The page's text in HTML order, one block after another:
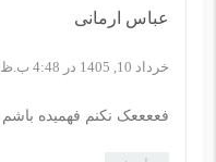
عباس ارمانی
خرداد 10, 1405 در 4:48 ب.ظ
فععععک نکنم فهمیده